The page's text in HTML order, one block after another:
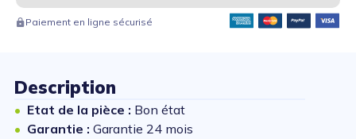
Paiement en ligne sécurisé
Description
Etat de la pièce : Bon état
Garantie : Garantie 24 mois